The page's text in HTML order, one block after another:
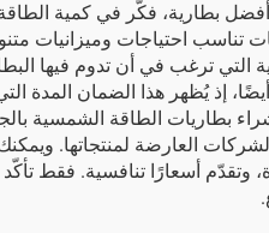
تناسب احتياجات وميزانيات
التي ترغب في أن تدوم فيها
إذ يُظهر هذا الضمان المدة
بطاريات الطاقة الشمسية
العارضة لمنتجاتها.
وتقدّم أسعارًا تنافسية. فقط